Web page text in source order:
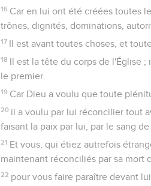
16 Car en lui ont été créées toutes
trônes, dignités, dominations,
17 Il est avant toutes choses, et
18 Il est la tête du corps de l'Église
le premier.
19 Car Dieu a voulu que toute
20 il a voulu par lui réconcilier tout
faisant la paix par lui, par le sang de
21 Et vous, qui étiez autrefois
maintenant réconciliés par sa mort
22 pour vous faire paraître devant